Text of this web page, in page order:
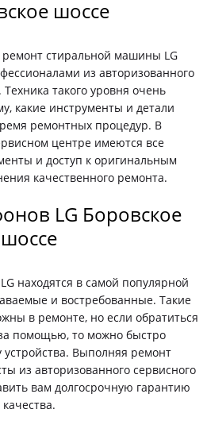
шоссе
стиральной машины LG
из авторизованного
такого уровня очень
какие инструменты и детали
ремонтных процедур. В
центре имеются все
и доступ к оригинальным
качественного ремонта.
LG Боровское
шоссе
находятся в самой популярной
и востребованные. Такие
в ремонте, но если обратиться
помощью, то можно быстро
устройства. Выполняя ремонт
из авторизованного сервисного
вам долгосрочную гарантию
качества.